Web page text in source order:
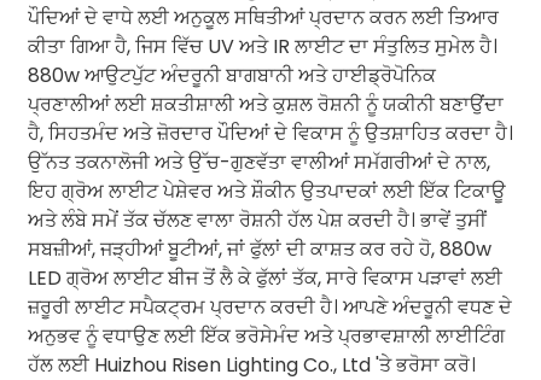
ਪੌਦਿਆਂ ਦੇ ਵਾਧੇ ਲਈ ਅਨੁਕੂਲ ਸਥਿਤੀਆਂ ਪ੍ਰਦਾਨ ਕਰਨ ਲਈ ਤਿਆਰ
ਕੀਤਾ ਗਿਆ ਹੈ, ਜਿਸ ਵਿੱਚ UV ਅਤੇ IR ਲਾਈਟ ਦਾ ਸੰਤੁਲਿਤ ਸੁਮੇਲ ਹੈ।
880w ਆਉਟਪੁੱਟ ਅੰਦਰੂਨੀ ਬਾਗਬਾਨੀ ਅਤੇ ਹਾਈਡ੍ਰੋਪੋਨਿਕ
ਪ੍ਰਣਾਲੀਆਂ ਲਈ ਸ਼ਕਤੀਸ਼ਾਲੀ ਅਤੇ ਕੁਸ਼ਲ ਰੋਸ਼ਨੀ ਨੂੰ ਯਕੀਨੀ ਬਣਾਉਂਦਾ
ਹੈ, ਸਿਹਤਮੰਦ ਅਤੇ ਜ਼ੋਰਦਾਰ ਪੌਦਿਆਂ ਦੇ ਵਿਕਾਸ ਨੂੰ ਉਤਸ਼ਾਹਿਤ ਕਰਦਾ ਹੈ।
ਉੱਨਤ ਤਕਨਾਲੋਜੀ ਅਤੇ ਉੱਚ-ਗੁਣਵੱਤਾ ਵਾਲੀਆਂ ਸਮੱਗਰੀਆਂ ਦੇ ਨਾਲ,
ਇਹ ਗ੍ਰੋਅ ਲਾਈਟ ਪੇਸ਼ੇਵਰ ਅਤੇ ਸ਼ੌਕੀਨ ਉਤਪਾਦਕਾਂ ਲਈ ਇੱਕ ਟਿਕਾਊ
ਅਤੇ ਲੰਬੇ ਸਮੇਂ ਤੱਕ ਚੱਲਣ ਵਾਲਾ ਰੋਸ਼ਨੀ ਹੱਲ ਪੇਸ਼ ਕਰਦੀ ਹੈ। ਭਾਵੇਂ ਤੁਸੀਂ
ਸਬਜ਼ੀਆਂ, ਜੜ੍ਹੀਆਂ ਬੂਟੀਆਂ, ਜਾਂ ਫੁੱਲਾਂ ਦੀ ਕਾਸ਼ਤ ਕਰ ਰਹੇ ਹੋ, 880w
LED ਗ੍ਰੋਅ ਲਾਈਟ ਬੀਜ ਤੋਂ ਲੈ ਕੇ ਫੁੱਲਾਂ ਤੱਕ, ਸਾਰੇ ਵਿਕਾਸ ਪੜਾਵਾਂ ਲਈ
ਜ਼ਰੂਰੀ ਲਾਈਟ ਸਪੈਕਟ੍ਰਮ ਪ੍ਰਦਾਨ ਕਰਦੀ ਹੈ। ਆਪਣੇ ਅੰਦਰੂਨੀ ਵਧਣ ਦੇ
ਅਨੁਭਵ ਨੂੰ ਵਧਾਉਣ ਲਈ ਇੱਕ ਭਰੋਸੇਮੰਦ ਅਤੇ ਪ੍ਰਭਾਵਸ਼ਾਲੀ ਲਾਈਟਿੰਗ
ਹੱਲ ਲਈ Huizhou Risen Lighting Co., Ltd 'ਤੇ ਭਰੋਸਾ ਕਰੋ।